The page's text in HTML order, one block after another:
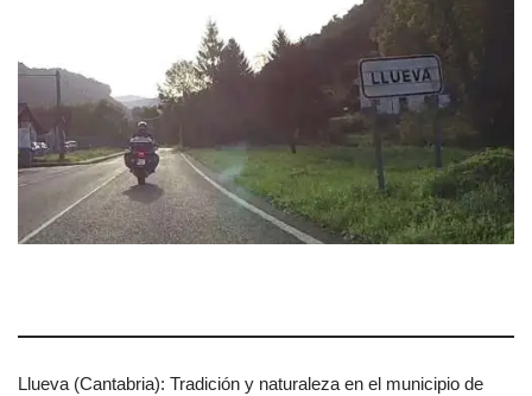
Llueva (Cantabria): Tradición y naturaleza en el municipio de